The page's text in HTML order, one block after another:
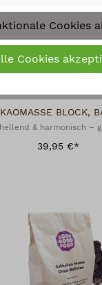
BLOCK,
& harmonisch –
39,95 €*
Cookies
Cookies